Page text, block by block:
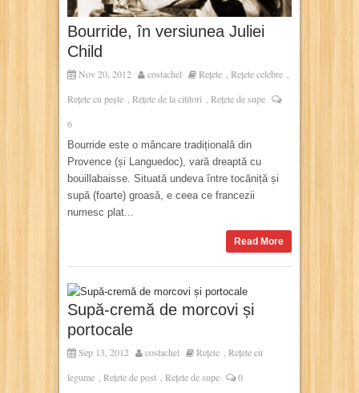
Bourride, în versiunea Juliei
Child
Nov 20, 2012 costachel Rețete , Rețete celebre ,
Rețete cu pește , Rețete de la cititori , Rețete de supe
6
Bourride este o mâncare tradițională din
Provence (și Languedoc), vară dreaptă cu
bouillabaisse. Situată undeva între tocăniță și
supă (foarte) groasă, e ceea ce francezii
numesc plat...
Read More
Supă-cremă de morcovi și
portocale
Sep 13, 2012 costachel Rețete , Rețete cu
legume , Rețete de post , Rețete de supe 0